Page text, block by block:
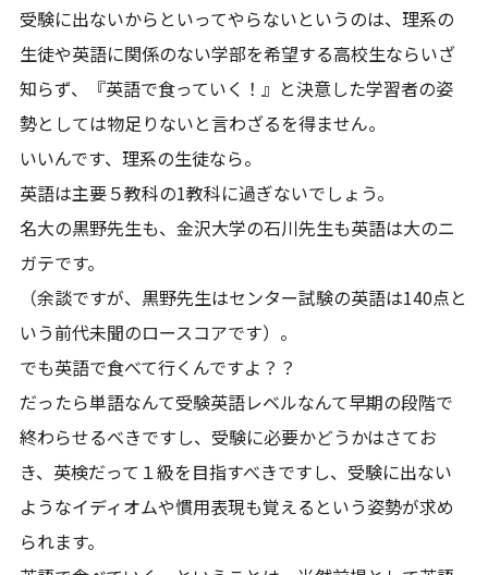
受験に出ないからといってやらないというのは、理系の
生徒や英語に関係のない学部を希望する高校生ならいざ
知らず、『英語で食っていく！』と決意した学習者の姿
勢としては物足りないと言わざるを得ません。
いいんです、理系の生徒なら。
英語は主要５教科の1教科に過ぎないでしょう。
名大の黒野先生も、金沢大学の石川先生も英語は大のニ
ガテです。
（余談ですが、黒野先生はセンター試験の英語は140点と
いう前代未聞のロースコアです）。
でも英語で食べて行くんですよ？？
だったら単語なんて受験英語レベルなんて早期の段階で
終わらせるべきですし、受験に必要かどうかはさてお
き、英検だって１級を目指すべきですし、受験に出ない
ようなイディオムや慣用表現も覚えるという姿勢が求め
られます。